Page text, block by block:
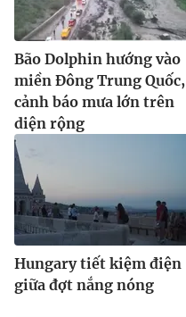
Bão Dolphin hướng vào
miền Đông Trung Quốc,
cảnh báo mưa lớn trên
diện rộng
Hungary tiết kiệm điện
giữa đợt nắng nóng